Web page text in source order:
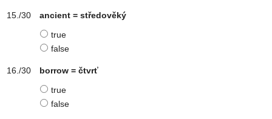
ancient = středověký
true
false
borrow = čtvrť
true
false